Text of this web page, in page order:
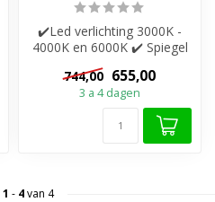
✔️Led verlichting 3000K -
4000K en 6000K ✔️ Spiegel
verwarming ✔️Touche
bedienin...
744,00 655,00
3 a 4 dagen
1 - 4van 4